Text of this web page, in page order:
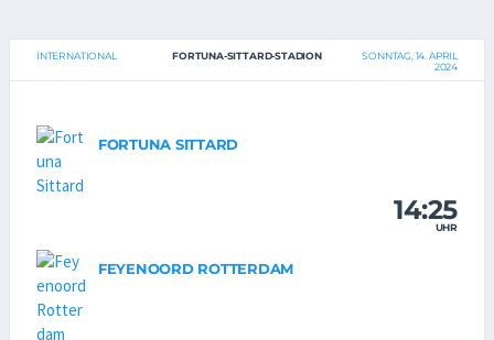
INTERNATIONAL FORTUNA-SITTARD-STADION
SONNTAG, 14. APRIL
2024
FORTUNA SITTARD
14:25
UHR
FEYENOORD ROTTERDAM